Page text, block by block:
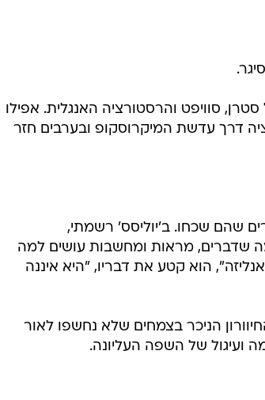
סוויפט והרסטורציה האנגלית. אפילו
דרך עדשת המיקרוסקופ ובערבים חזר
שהם שכחו. ב'יוליסס' רשמתי,
שדברים, מראות ומחשבות עושים למה
הוא קטע את דבריו, "היא איננה
הניכר בצמחים שלא נחשפו לאור
ועיגול של השפה העליונה.